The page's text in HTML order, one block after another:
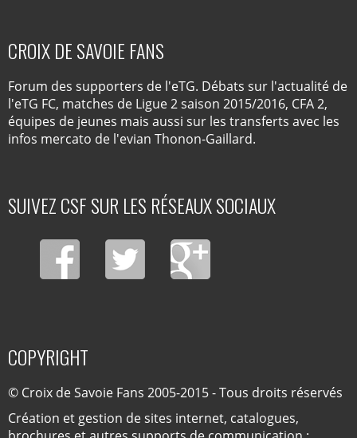
CROIX DE SAVOIE FANS
Forum des supporters de l'eTG. Débats sur l'actualité de
l'eTG FC, matches de Ligue 2 saison 2015/2016, CFA 2,
équipes de jeunes mais aussi sur les transferts avec les
infos mercato de l'evian Thonon-Gaillard.
SUIVEZ CSF SUR LES RÉSEAUX SOCIAUX
COPYRIGHT
© Croix de Savoie Fans 2005-2015 - Tous droits réservés
Création et gestion de sites internet, catalogues,